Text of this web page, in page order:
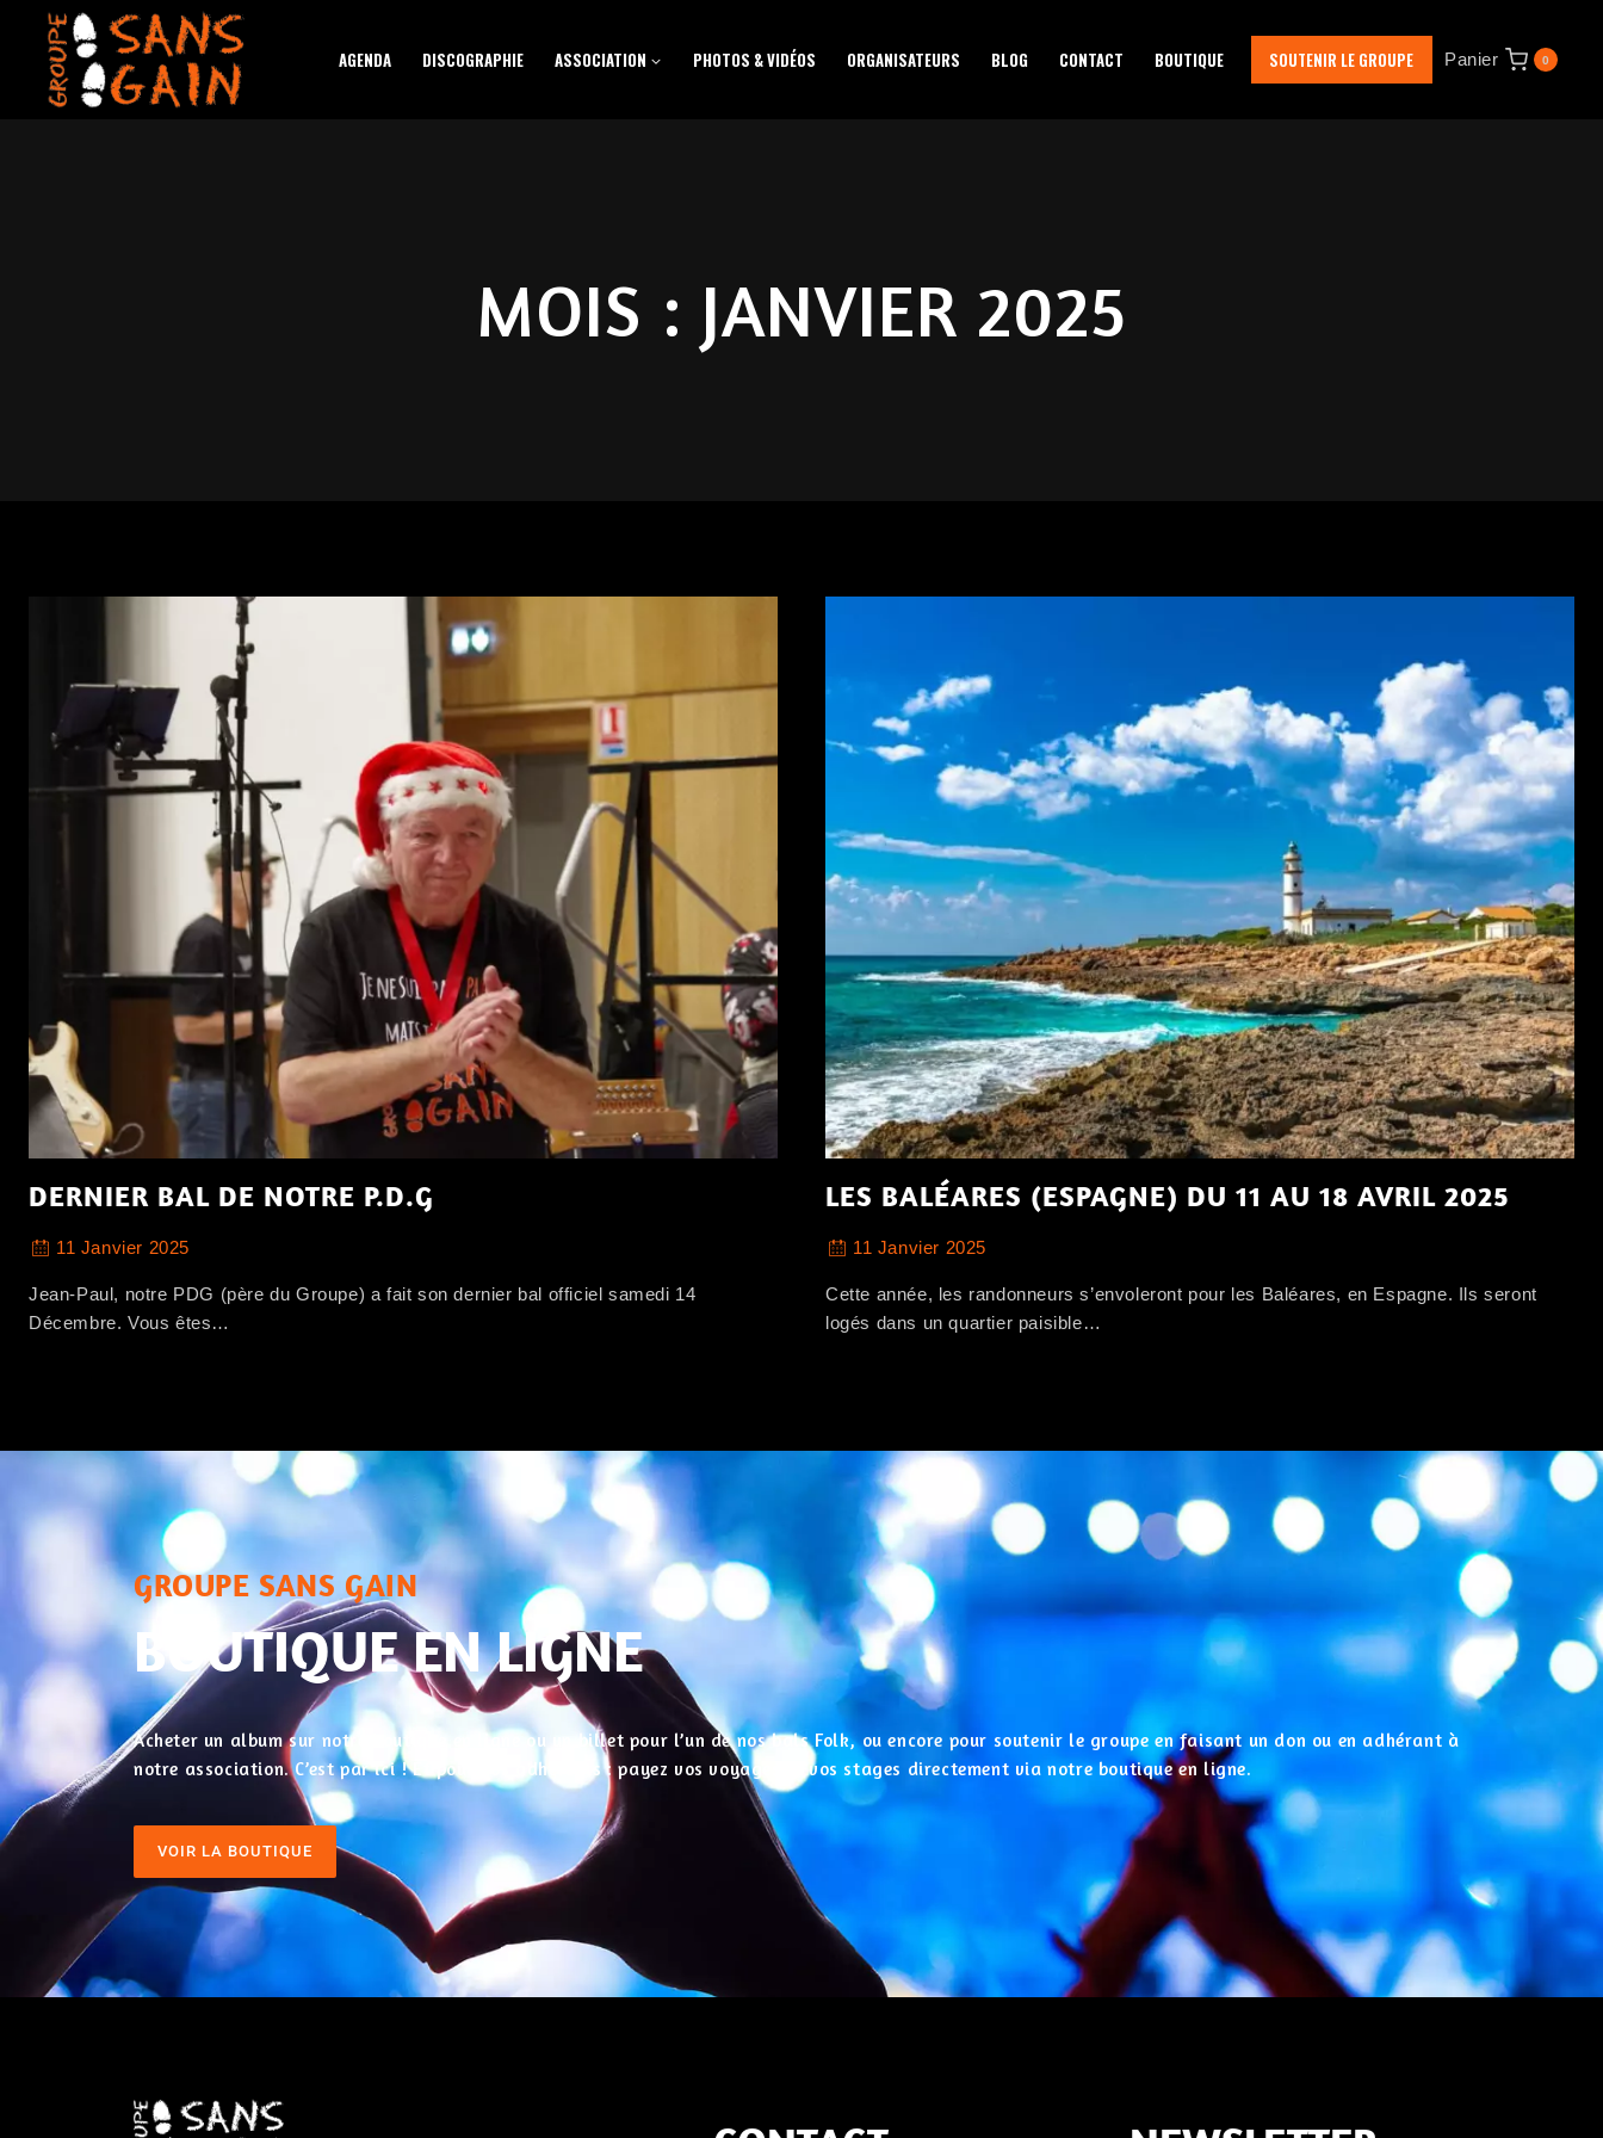
AGENDA DISCOGRAPHIE ASSOCIATION PHOTOS & VIDÉOS ORGANISATEURS BLOG CONTACT BOUTIQUE SOUTENIR LE GROUPE Panier 0
MOIS : JANVIER 2025
DERNIER BAL DE NOTRE P.D.G
11 Janvier 2025
Jean-Paul, notre PDG (père du Groupe) a fait son dernier bal officiel samedi 14
Décembre. Vous êtes…
LES BALÉARES (ESPAGNE) DU 11 AU 18 AVRIL 2025
11 Janvier 2025
Cette année, les randonneurs s’envoleront pour les Baléares, en Espagne. Ils seront
logés dans un quartier paisible…
GROUPE SANS GAIN
BOUTIQUE EN LIGNE
Acheter un album sur notre boutique en ligne ou un billet pour l’un de nos bals Folk, ou encore pour soutenir le groupe en faisant un don ou en adhérant à
notre association. C’est par ici ! Et pour nos adhérents : payez vos voyages et vos stages directement via notre boutique en ligne.
VOIR LA BOUTIQUE